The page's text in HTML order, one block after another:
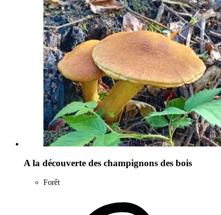
A la découverte des champignons des bois
Forêt